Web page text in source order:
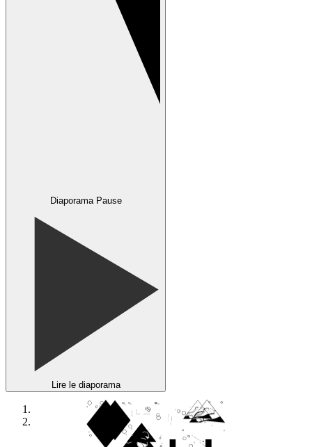
Diaporama Pause
Lire le diaporama